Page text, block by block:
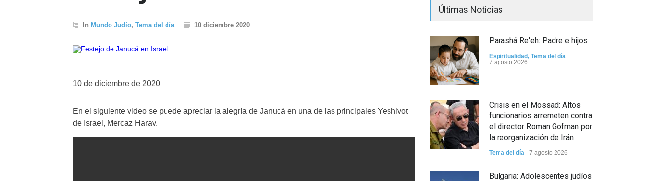
In Mundo Judío, Tema del día 10 diciembre 2020
10 de diciembre de 2020
En el siguiente video se puede apreciar la alegría de Janucá en una de las principales Yeshivot
de Israel, Mercaz Harav.
Últimas Noticias
Parashá Re'eh: Padre e hijos
Espiritualidad, Tema del día
7 agosto 2026
Crisis en el Mossad: Altos
funcionarios arremeten contra
el director Roman Gofman por
la reorganización de Irán
Tema del día 7 agosto 2026
Bulgaria: Adolescentes judíos